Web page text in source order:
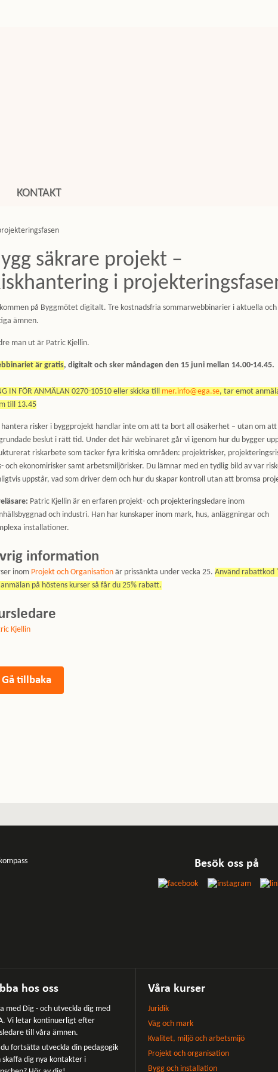
KONTAKT
säkrare projekt –
i
på Byggmötet digitalt. Tre kostnadsfria sommarwebbinarier i aktuella och
ämnen.
man ut är Patric Kjellin.
är gratis, digitalt och sker måndagen den 15 juni mellan 14.00-14.45.
IN FÖR ANMÄLAN 0270-10510 eller skicka till mer.info@ega.se, tar emot
till 13.45
risker i byggprojekt handlar inte om att ta bort all osäkerhet – utan om
beslut i rätt tid. Under det här webinaret går vi igenom hur du bygger
riskarbete som täcker fyra kritiska områden: projektrisker,
och ekonomirisker samt arbetsmiljörisker. Du lämnar med en tydlig bild av var
uppstår, vad som driver dem och hur du skapar kontroll utan att bromsa
Patric Kjellin är en erfaren projekt- och projekteringsledare inom
och industri. Han har kunskaper inom mark, hus, anläggningar och
installationer.
information
inom Projekt och Organisation är prissänkta under vecka 25. Använd rabattkod
på höstens kurser så får du 25% rabatt.
Kjellin
Besök oss på
hos oss
med Dig - och utveckla dig med
Vi letar kontinuerligt efter
till våra ämnen.
fortsätta utveckla din pedagogik
skaffa dig nya kontakter i
Våra kurser
Juridik
Väg och mark
Kvalitet, miljö och arbetsmijö
Projekt och organisation
Bygg och installation